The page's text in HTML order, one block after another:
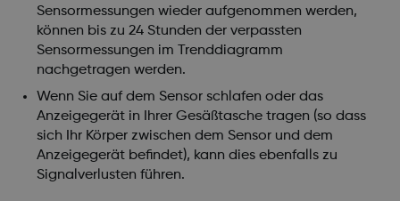
Sensormessungen wieder aufgenommen werden,
können bis zu 24 Stunden der verpassten
Sensormessungen im Trenddiagramm
nachgetragen werden.
Wenn Sie auf dem Sensor schlafen oder das
Anzeigegerät in Ihrer Gesäßtasche tragen (so dass
sich Ihr Körper zwischen dem Sensor und dem
Anzeigegerät befindet), kann dies ebenfalls zu
Signalverlusten führen.